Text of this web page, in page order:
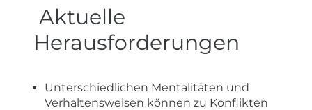
Aktuelle
Herausforderungen
Unterschiedlichen Mentalitäten und
Verhaltensweisen können zu Konflikten